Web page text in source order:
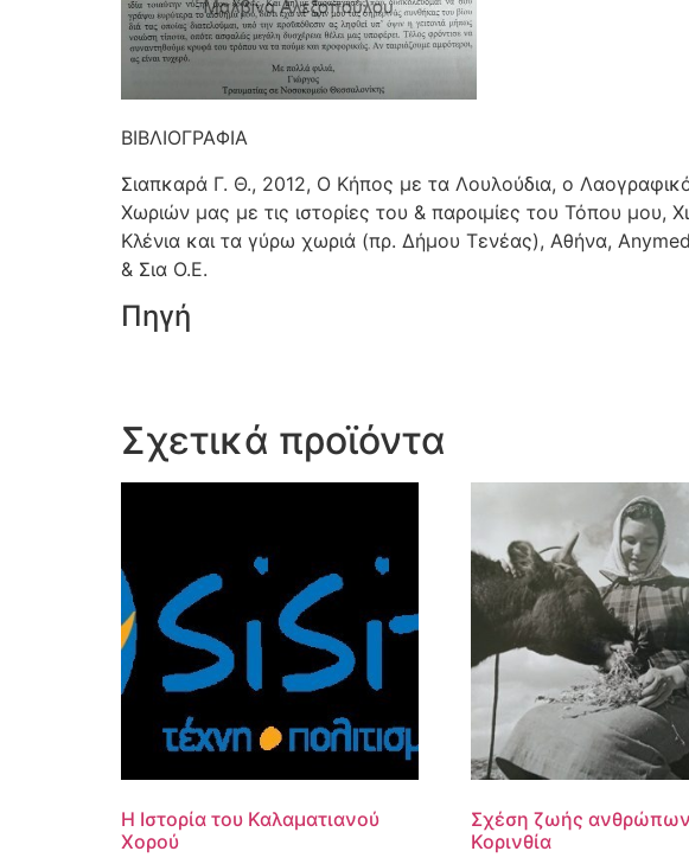
ΒΙΒΛΙΟΓΡΑΦΙΑ
Σιαπκαρά Γ. Θ., 2012, Ο Κήπος με τα Λουλούδια, ο
Χωριών μας με τις ιστορίες του & παροιμίες του Τόπου μου,
Κλένια και τα γύρω χωριά (πρ. Δήμου Τενέας), Αθήνα,
& Σια Ο.Ε.
Πηγή
Σχετικά προϊόντα
Η Ιστορία του Καλαματιανού
Χορού
Σχέση ζωής
Κορινθία